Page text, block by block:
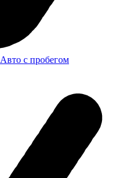
Авто с пробегом